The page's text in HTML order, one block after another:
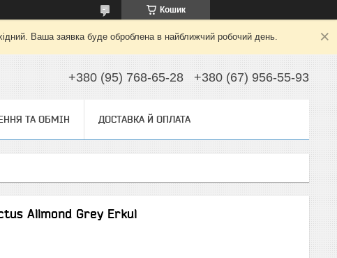
Кошик
Ваша заявка буде оброблена в найближчий робочий день.
+380 (95) 768-65-28 +380 (67) 956-55-93
ТА ОБМІН ДОСТАВКА Й ОПЛАТА
Allmond Grey Erkul